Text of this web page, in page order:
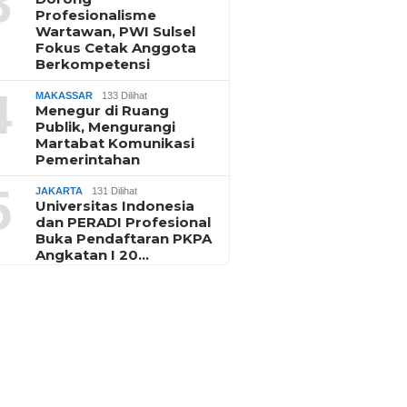
Profesionalisme
Wartawan, PWI Sulsel
Fokus Cetak Anggota
Berkompetensi
MAKASSAR 133 Dilihat
Menegur di Ruang
Publik, Mengurangi
Martabat Komunikasi
Pemerintahan
JAKARTA 131 Dilihat
Universitas Indonesia
dan PERADI Profesional
Buka Pendaftaran PKPA
Angkatan I 20…